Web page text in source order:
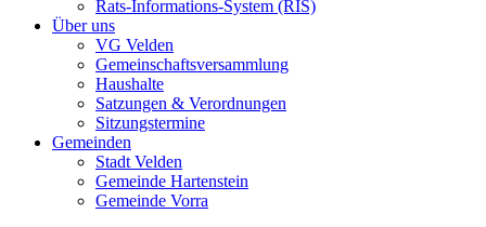
Rats-Informations-System (RIS)
Über uns
VG Velden
Gemeinschaftsversammlung
Haushalte
Satzungen & Verordnungen
Sitzungstermine
Gemeinden
Stadt Velden
Gemeinde Hartenstein
Gemeinde Vorra